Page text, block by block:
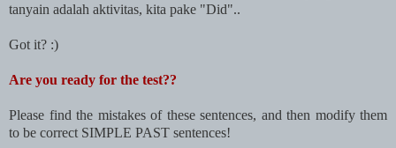
tanyain adalah aktivitas, kita pake "Did"..
Got it? :)
Are you ready for the test??
Please find the mistakes of these sentences, and then modify them
to be correct SIMPLE PAST sentences!